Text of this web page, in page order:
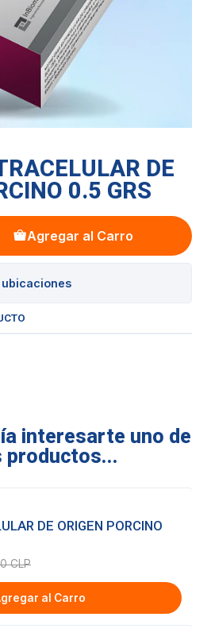
DE
0.5 GRS
Agregar al Carro
interesarte uno de
productos...
DE ORIGEN PORCINO
CLP
al Carro